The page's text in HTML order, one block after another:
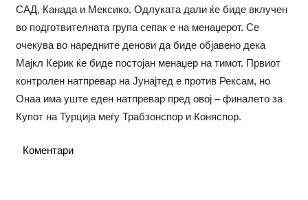
САД, Канада и Мексико. Одлуката дали ќе биде вклучен
во подготвителната група сепак е на менаџерот. Се
очекува во наредните денови да биде објавено дека
Мајкл Керик ќе биде постојан менаџер на тимот. Првиот
контролен натпревар на Јунајтед е против Рексам, но
Онаа има уште еден натпревар пред овој – финалето за
Купот на Турција меѓу Трабзонспор и Коняспор.
Коментари